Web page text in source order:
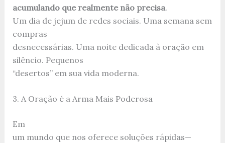
acumulando que realmente não precisa.
Um dia de jejum de redes sociais. Uma semana sem
compras
desnecessárias. Uma noite dedicada à oração em
silêncio. Pequenos
“desertos” em sua vida moderna.
3. A Oração é a Arma Mais Poderosa
Em
um mundo que nos oferece soluções rápidas—